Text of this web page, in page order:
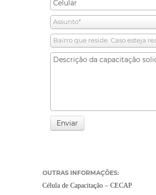
Assunto*
Bairro que reside. Caso esteja
Enviar
OUTRAS INFORMAÇÕES:
Célula de Capacitação – CECAP